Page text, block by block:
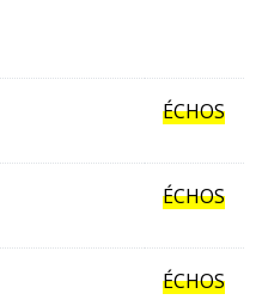
ÉCHOS
ÉCHOS
ÉCHOS